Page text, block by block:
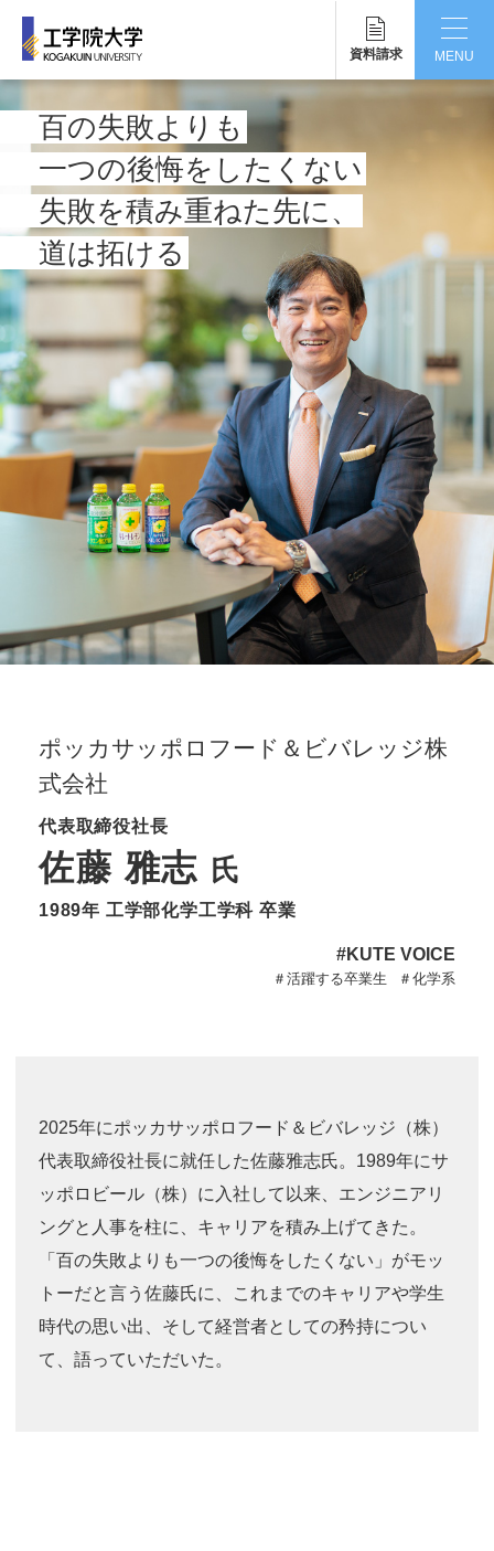
資料請求
MENU
工学院大学について
学部・大学院
学生生活
国際交流・留学
研究・産学連携
就職・キャリア
キャンパス
入試情報
在学生・保証人の方 卒業生の方
一般・企業の方 寄付・ご支援
1. Action！x 工学院大学
5. 遠隔授業リンク集
6. 寄付・ご支援
百の失敗よりも
一つの後悔をしたくない
失敗を積み重ねた先に、
道は拓ける
ポッカサッポロフード＆ビバレッジ株
式会社
代表取締役社長
佐藤 雅志 氏
1989年 工学部化学工学科 卒業
#KUTE VOICE
＃活躍する卒業生 ＃化学系
2025年にポッカサッポロフード＆ビバレッジ（株）
代表取締役社長に就任した佐藤雅志氏。1989年にサ
ッポロビール（株）に入社して以来、エンジニアリ
ングと人事を柱に、キャリアを積み上げてきた。
「百の失敗よりも一つの後悔をしたくない」がモッ
トーだと言う佐藤氏に、これまでのキャリアや学生
時代の思い出、そして経営者としての矜持につい
て、語っていただいた。